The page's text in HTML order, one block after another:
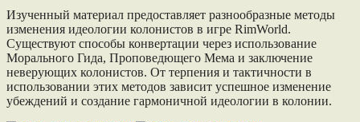
Изученный материал предоставляет разнообразные методы
изменения идеологии колонистов в игре RimWorld.
Существуют способы конвертации через использование
Морального Гида, Проповедющего Мема и заключение
неверующих колонистов. От терпения и тактичности в
использовании этих методов зависит успешное изменение
убеждений и создание гармоничной идеологии в колонии.